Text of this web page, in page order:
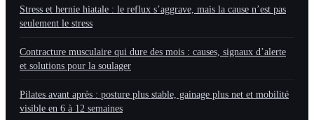
Stress et hernie hiatale : le reflux s’aggrave, mais la cause n’est pas
seulement le stress
Contracture musculaire qui dure des mois : causes, signaux d’alerte
et solutions pour la soulager
Pilates avant après : posture plus stable, gainage plus net et mobilité
visible en 6 à 12 semaines